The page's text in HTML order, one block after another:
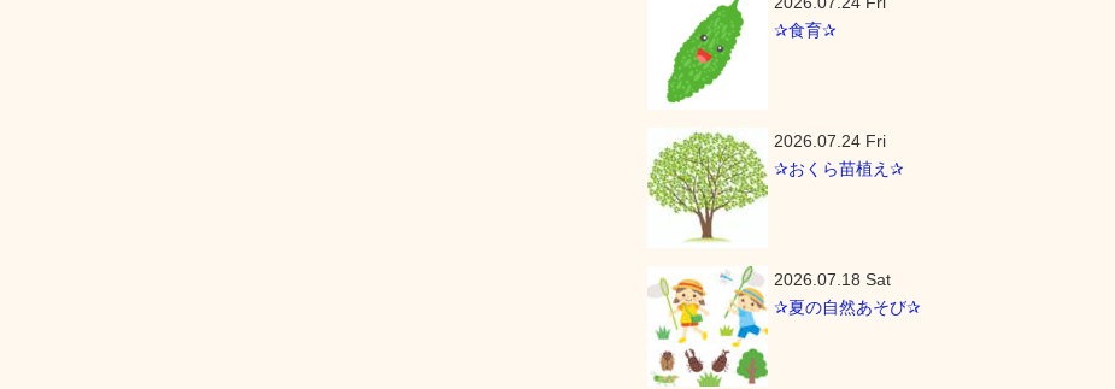
✰食育✰
2026.07.24 Fri
✰おくら苗植え✰
2026.07.18 Sat
✰夏の自然あそび✰